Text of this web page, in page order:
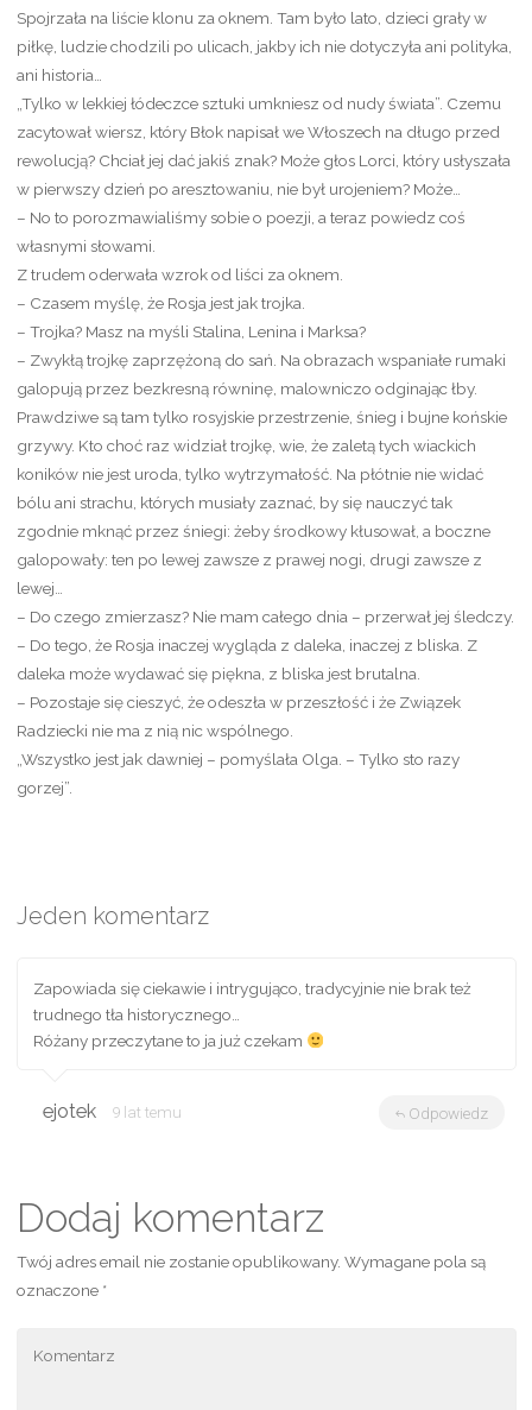
Spojrzała na liście klonu za oknem. Tam było lato, dzieci grały w
piłkę, ludzie chodzili po ulicach, jakby ich nie dotyczyła ani polityka,
ani historia…
„Tylko w lekkiej łódeczce sztuki umkniesz od nudy świata”. Czemu
zacytował wiersz, który Błok napisał we Włoszech na długo przed
rewolucją? Chciał jej dać jakiś znak? Może głos Lorci, który usłyszała
w pierwszy dzień po aresztowaniu, nie był urojeniem? Może…
– No to porozmawialiśmy sobie o poezji, a teraz powiedz coś
własnymi słowami.
Z trudem oderwała wzrok od liści za oknem.
– Czasem myślę, że Rosja jest jak trojka.
– Trojka? Masz na myśli Stalina, Lenina i Marksa?
– Zwykłą trojkę zaprzężoną do sań. Na obrazach wspaniałe rumaki
galopują przez bezkresną równinę, malowniczo odginając łby.
Prawdziwe są tam tylko rosyjskie przestrzenie, śnieg i bujne końskie
grzywy. Kto choć raz widział trojkę, wie, że zaletą tych wiackich
koników nie jest uroda, tylko wytrzymałość. Na płótnie nie widać
bólu ani strachu, których musiały zaznać, by się nauczyć tak
zgodnie mknąć przez śniegi: żeby środkowy kłusował, a boczne
galopowały: ten po lewej zawsze z prawej nogi, drugi zawsze z
lewej…
– Do czego zmierzasz? Nie mam całego dnia – przerwał jej śledczy.
– Do tego, że Rosja inaczej wygląda z daleka, inaczej z bliska. Z
daleka może wydawać się piękna, z bliska jest brutalna.
– Pozostaje się cieszyć, że odeszła w przeszłość i że Związek
Radziecki nie ma z nią nic wspólnego.
„Wszystko jest jak dawniej – pomyślała Olga. – Tylko sto razy
gorzej”.
Jeden komentarz
Zapowiada się ciekawie i intrygująco, tradycyjnie nie brak też
trudnego tła historycznego…
Różany przeczytane to ja już czekam
ejotek 9 lat temu Odpowiedz
Dodaj komentarz
Twój adres email nie zostanie opublikowany. Wymagane pola są
oznaczone *